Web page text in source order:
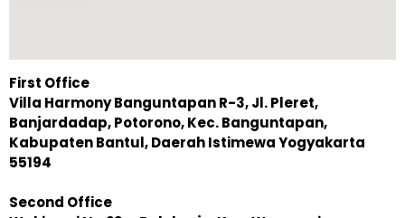
First Office
Villa Harmony Banguntapan R-3, Jl. Pleret,
Banjardadap, Potorono, Kec. Banguntapan,
Kabupaten Bantul, Daerah Istimewa Yogyakarta
55194
Second Office